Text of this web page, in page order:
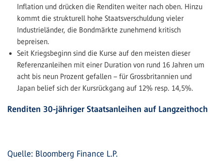
Inflation und drücken die Renditen weiter nach oben. Hinzu
kommt die strukturell hohe Staatsverschuldung vieler
Industrieländer, die Bondmärkte zunehmend kritisch
bepreisen.
Seit Kriegsbeginn sind die Kurse auf den meisten dieser
Referenzanleihen mit einer Duration von rund 16 Jahren um
acht bis neun Prozent gefallen – für Grossbritannien und
Japan belief sich der Kursrückgang auf 12% resp. 14,5%.
Renditen 30-jähriger Staatsanleihen auf Langzeithoch
Quelle: Bloomberg Finance L.P.